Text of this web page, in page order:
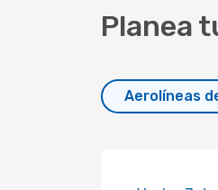
Planea
Aerolíneas